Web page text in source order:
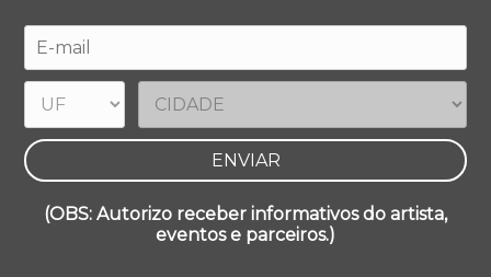
(OBS: Autorizo receber informativos do artista,
eventos e parceiros.)